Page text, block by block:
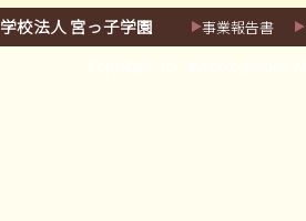
学校法人 宮っ子学園 事業報告書